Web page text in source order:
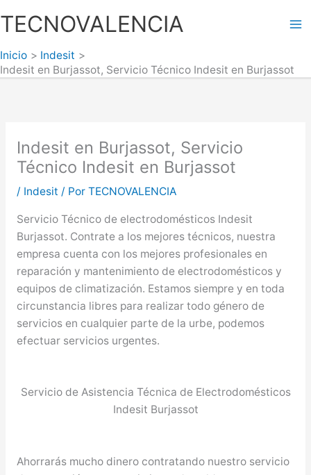
TECNOVALENCIA
Inicio
Indesit
Indesit en Burjassot, Servicio Técnico Indesit en Burjassot
Indesit en Burjassot, Servicio
Técnico Indesit en Burjassot
/ Indesit / Por TECNOVALENCIA
Servicio Técnico de electrodomésticos Indesit
Burjassot. Contrate a los mejores técnicos, nuestra
empresa cuenta con los mejores profesionales en
reparación y mantenimiento de electrodomésticos y
equipos de climatización. Estamos siempre y en toda
circunstancia libres para realizar todo género de
servicios en cualquier parte de la urbe, podemos
efectuar servicios urgentes.
Servicio de Asistencia Técnica de Electrodomésticos
Indesit Burjassot
Ahorrarás mucho dinero contratando nuestro servicio